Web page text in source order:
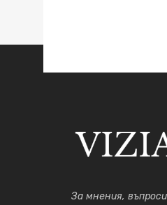
За мнения,